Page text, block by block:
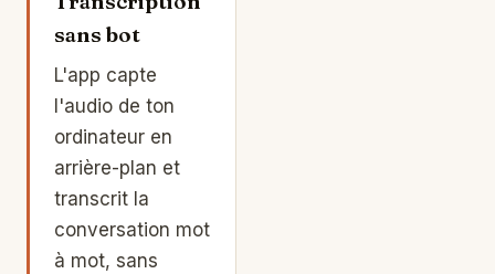
sans bot
L'app capte
l'audio de ton
ordinateur en
arrière-plan et
transcrit la
conversation mot
à mot, sans